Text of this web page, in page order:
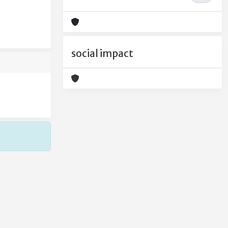
social impact